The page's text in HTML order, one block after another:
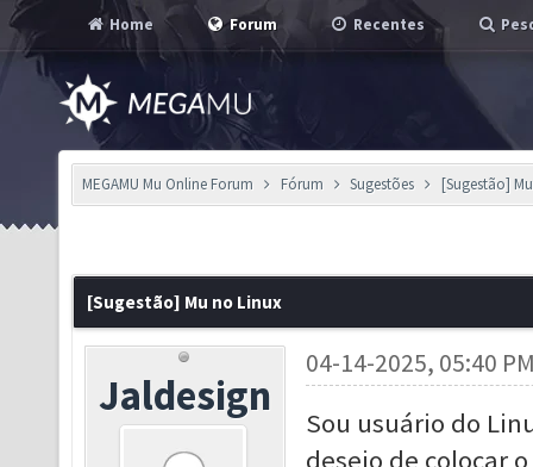
Home Forum Recentes
MEGAMU Mu Online Forum Fórum Sugestões [Sugestão]
[Sugestão] Mu no Linux
Jaldesign
04-14-2025, 05:40
Sou usuário do
desejo de colocar